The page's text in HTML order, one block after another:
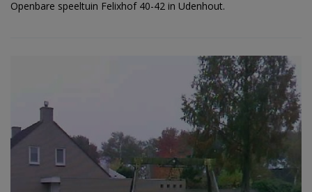
Openbare speeltuin Felixhof 40-42 in Udenhout.